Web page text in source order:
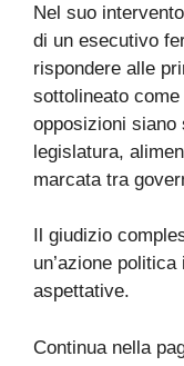
Nel suo
di un esecutivo
rispondere alle
sottolineato
opposizioni siano
legislatura,
marcata tra
Il giudizio
un’azione
aspettative.
Continua nella